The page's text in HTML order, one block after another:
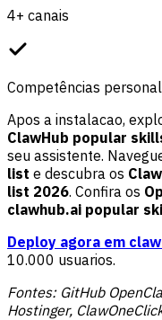
4+ canais
Competências
Apos a instalacao,
ClawHub popular
seu assistente.
list e descubra os
list 2026. Confira os
clawhub.ai popular
Deploy agora em
10.000 usuarios.
Fontes: GitHub
Hostinger,